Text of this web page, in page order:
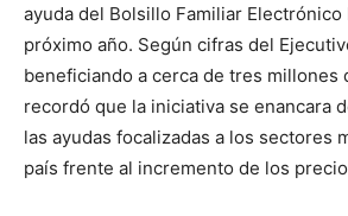
ayuda del Bolsillo Familiar Electrónico
próximo año. Según cifras del
beneficiando a cerca de tres millones
recordó que la iniciativa se enancara
las ayudas focalizadas a los sectores
país frente al incremento de los